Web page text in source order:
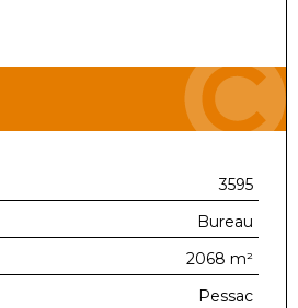
3595
Bureau
2068 m²
Pessac